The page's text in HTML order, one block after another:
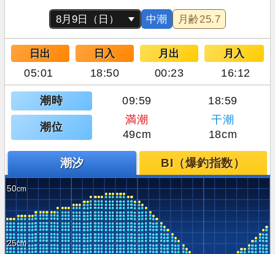
中潮 月齢25.7
日出 日入 月出 月入
05:01 18:50 00:23 16:12
潮時 09:59 18:59
潮位
満潮
干潮
49cm
18cm
潮汐 BI（爆釣指数）
50
25